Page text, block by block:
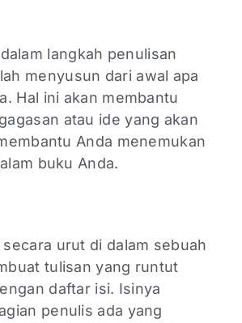
langkah penulisan
menyusun dari awal apa
Hal ini akan membantu
atau ide yang akan
Anda menemukan
buku Anda.
urut di dalam sebuah
tulisan yang runtut
daftar isi. Isinya
penulis ada yang